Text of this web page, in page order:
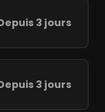
3 jours
3 jours